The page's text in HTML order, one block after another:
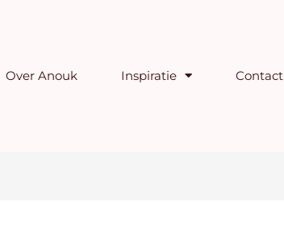
Over Anouk Inspiratie Contact